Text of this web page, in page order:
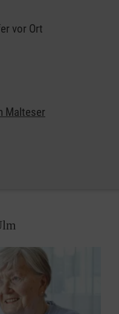
Dimension bzw.
erfordern einen
da, wo viele
erhöht sich
ergibt sich
nicht
vor Ort
Malteser